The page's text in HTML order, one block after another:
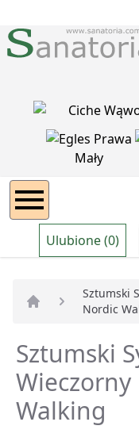
Ulubione (0)
Strona główna
Sztumski
Nordic
Sztumski
Walking